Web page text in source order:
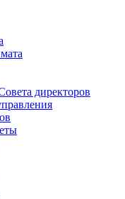
директоров